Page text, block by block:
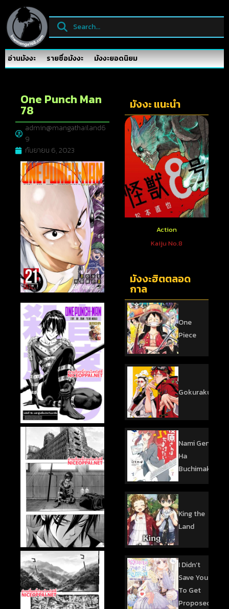
อ่านมังงะ รายชื่อมังงะ มังงะยอดนิยม
One Punch Man
78
admin@mangathailand6
9
กันยายน 6, 2023
มังงะ แนะนำ
Action
One Punch Man
Action
Kaiju No.8
มังงะฮิตตลอด
กาล
One
Piece
Gokurakugai
Nami Gensan
Ha
Buchimaketai!
King the
Land
I Didn’t
Save You
To Get
Proposed